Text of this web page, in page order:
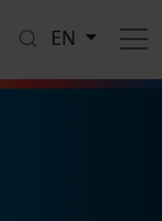
EN